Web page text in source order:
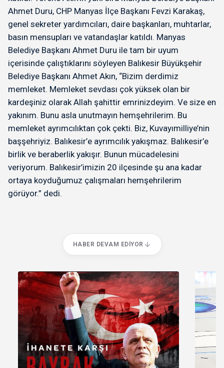
Ahmet Duru, CHP Manyas İlçe Başkanı Fevzi Karakaş,
genel sekreter yardımcıları, daire başkanları, muhtarlar,
basın mensupları ve vatandaşlar katıldı. Manyas
Belediye Başkanı Ahmet Duru ile tam bir uyum
içerisinde çalıştıklarını söyleyen Balıkesir Büyükşehir
Belediye Başkanı Ahmet Akın, “Bizim derdimiz
memleket. Memleket sevdası çok yüksek olan bir
kardeşiniz olarak Allah şahittir emrinizdeyim. Ve size en
yakınım. Bunu asla unutmayın hemşehrilerim. Bu
memleket ayrımcılıktan çok çekti. Biz, Kuvayımilliye’nin
başşehriyiz. Balıkesir’e ayrımcılık yakışmaz. Balıkesir’e
birlik ve beraberlik yakışır. Bunun mücadelesini
veriyorum. Balıkesir’imizin 20 ilçesinde şu ana kadar
ortaya koyduğumuz çalışmaları hemşehrilerim
görüyor.” dedi.
HABER DEVAM EDIYOR